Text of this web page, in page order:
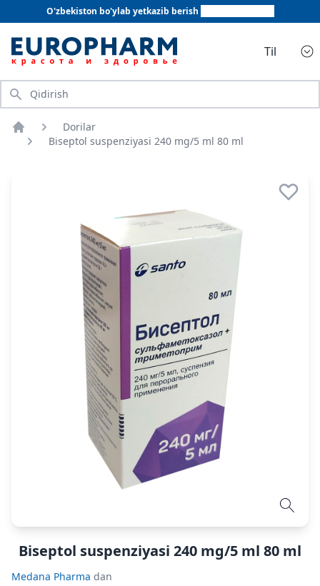
O'zbekiston bo'ylab yetkazib berish
Til
Qidirish
Bosh sahifa
Dorilar
Biseptol suspenziyasi 240 mg/5 ml 80 ml
Biseptol suspenziyasi 240 mg/5 ml 80 ml
Medana Pharma dan